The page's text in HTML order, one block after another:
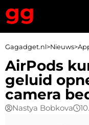
Gagadget.nl>Nieuws>
AirPods
geluid
camera
Nastya Bobkova